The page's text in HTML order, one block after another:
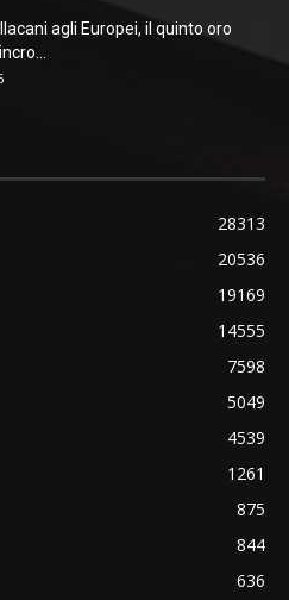
agli Europei, il quinto oro
28313
20536
19169
14555
7598
5049
4539
1261
875
844
636